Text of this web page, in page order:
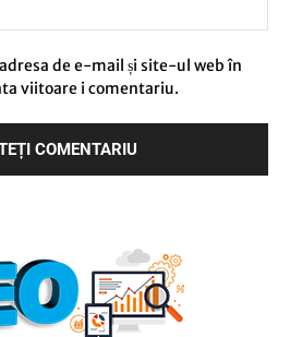
de e-mail și site-ul web în
viitoare i comentariu.